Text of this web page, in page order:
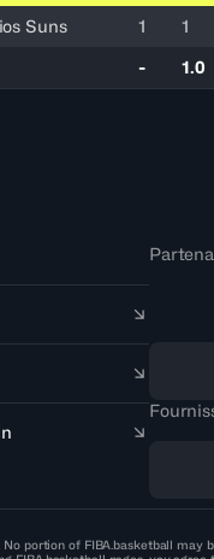
Suns 1 1
- 1.0
portion of FIBA.basketball may